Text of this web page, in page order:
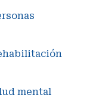
mental